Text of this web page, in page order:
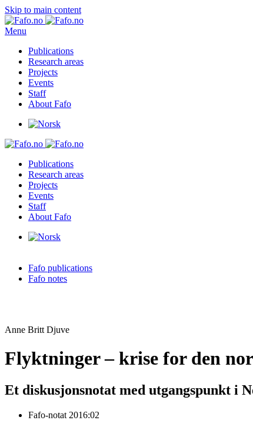
Skip to main content
Menu
Publications
Research areas
Projects
Events
Staff
About Fafo
Publications
Research areas
Projects
Events
Staff
About Fafo
Fafo publications
Fafo notes
Anne Britt Djuve
Flyktninger – krise for den
Et diskusjonsnotat med utgangspunkt i
Fafo-notat 2016:02